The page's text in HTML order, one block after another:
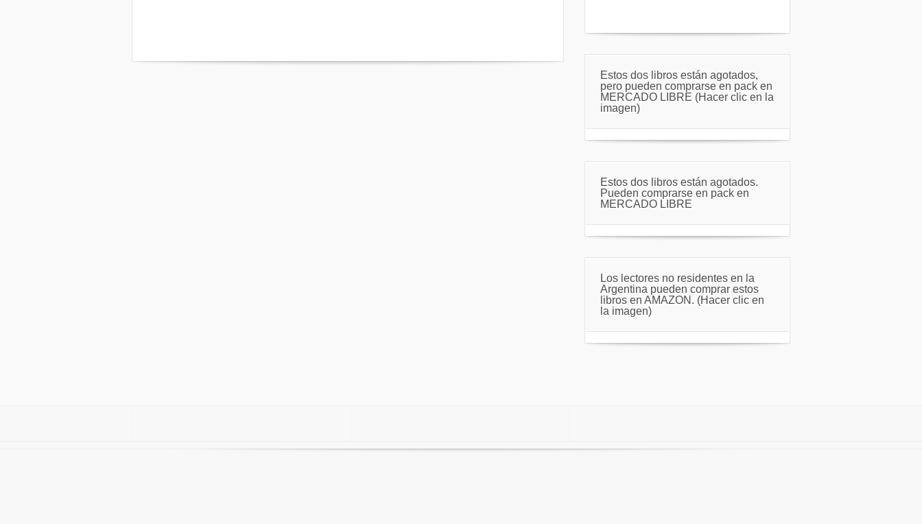
Estos dos libros están agotados,
pero pueden comprarse en pack en
MERCADO LIBRE (Hacer clic en la
imagen)
Estos dos libros están agotados.
Pueden comprarse en pack en
MERCADO LIBRE
Los lectores no residentes en la
Argentina pueden comprar estos
libros en AMAZON. (Hacer clic en
la imagen)